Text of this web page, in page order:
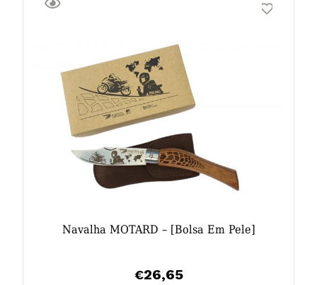
Navalha MOTARD – [bolsa Em Pele]
€26,65